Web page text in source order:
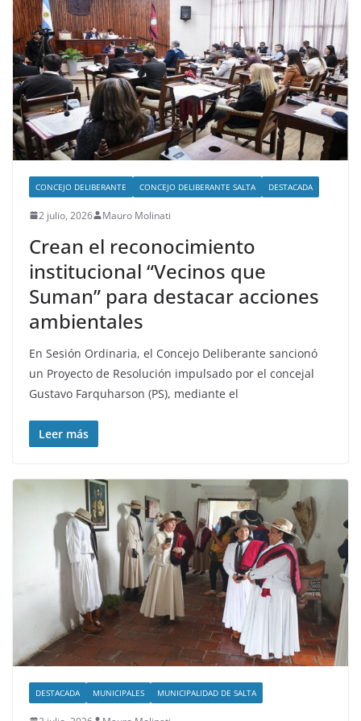
CONCEJO DELIBERANTE CONCEJO DELIBERANTE SALTA DESTACADA
2 julio, 2026 Mauro Molinati
Crean el reconocimiento
institucional “Vecinos que
Suman” para destacar acciones
ambientales
En Sesión Ordinaria, el Concejo Deliberante sancionó
un Proyecto de Resolución impulsado por el concejal
Gustavo Farquharson (PS), mediante el
Leer más
DESTACADA MUNICIPALES MUNICIPALIDAD DE SALTA